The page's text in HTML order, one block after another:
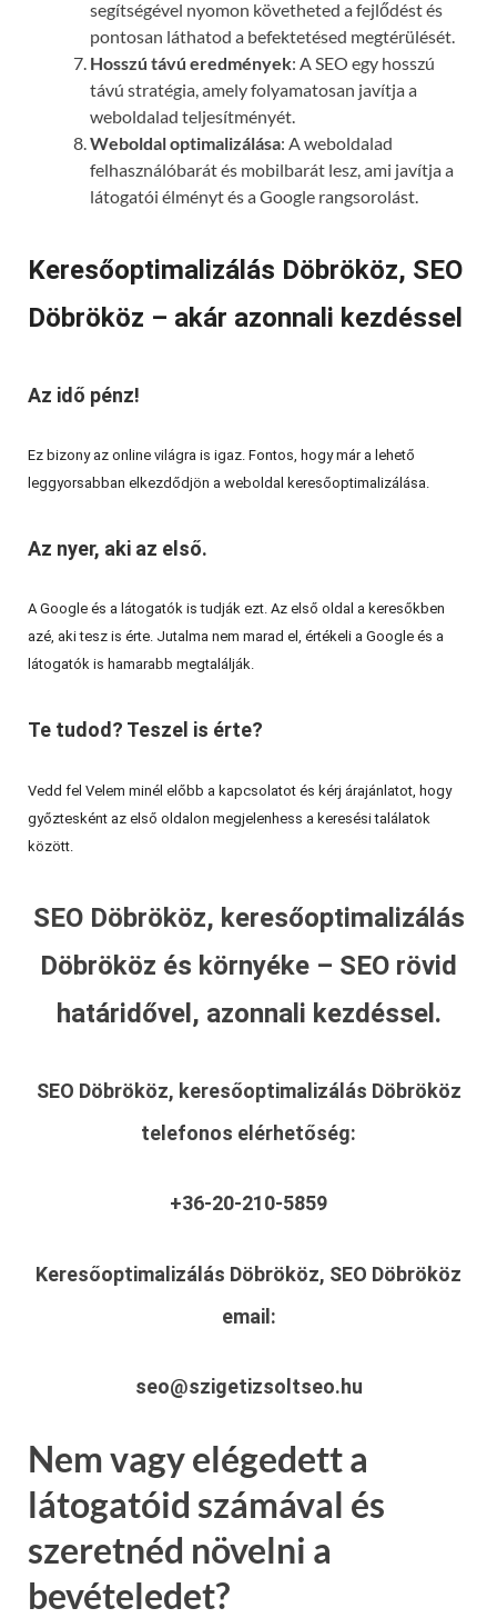
segítségével nyomon követheted a fejlődést és
pontosan láthatod a befektetésed megtérülését.
Hosszú távú eredmények: A SEO egy hosszú
távú stratégia, amely folyamatosan javítja a
weboldalad teljesítményét.
Weboldal optimalizálása: A weboldalad
felhasználóbarát és mobilbarát lesz, ami javítja a
látogatói élményt és a Google rangsorolást.
Keresőoptimalizálás Döbrököz, SEO
Döbrököz – akár azonnali kezdéssel
Az idő pénz!
Ez bizony az online világra is igaz. Fontos, hogy már a lehető
leggyorsabban elkezdődjön a weboldal keresőoptimalizálása.
Az nyer, aki az első.
A Google és a látogatók is tudják ezt. Az első oldal a keresőkben
azé, aki tesz is érte. Jutalma nem marad el, értékeli a Google és a
látogatók is hamarabb megtalálják.
Te tudod? Teszel is érte?
Vedd fel Velem minél előbb a kapcsolatot és kérj árajánlatot, hogy
győztesként az első oldalon megjelenhess a keresési találatok
között.
SEO Döbrököz, keresőoptimalizálás
Döbrököz és környéke – SEO rövid
határidővel, azonnali kezdéssel.
SEO Döbrököz, keresőoptimalizálás Döbrököz
telefonos elérhetőség:
+36-20-210-5859
Keresőoptimalizálás Döbrököz, SEO Döbrököz
email:
seo@szigetizsoltseo.hu
Nem vagy elégedett a
látogatóid számával és
szeretnéd növelni a
bevételedet?